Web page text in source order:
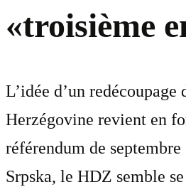
«troisième
L’idée d’un redécoupage
Herzégovine revient en
référendum de
Srpska, le HDZ semble